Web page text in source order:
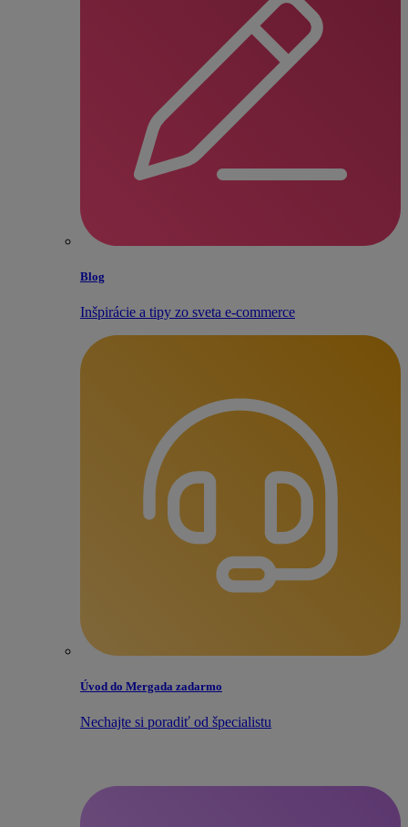
Blog
Inšpirácie a tipy zo sveta e‑commerce
Úvod do Mergada zadarmo
Nechajte si poradiť od špecialistu